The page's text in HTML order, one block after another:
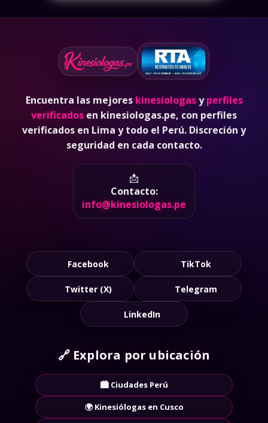
Encuentra las mejores kinesiologasyperfiles
verificados en kinesiologas.pe, con perfiles
verificados en Lima y todo el Perú. Discreción y
seguridad en cada contacto.
📩
Contacto:
info@kinesiologas.pe
Facebook TikTok
Twitter (X) Telegram
LinkedIn
🔗 Explora por ubicación
🏙️ Ciudades Perú
🌍 Kinesiólogas en Cusco